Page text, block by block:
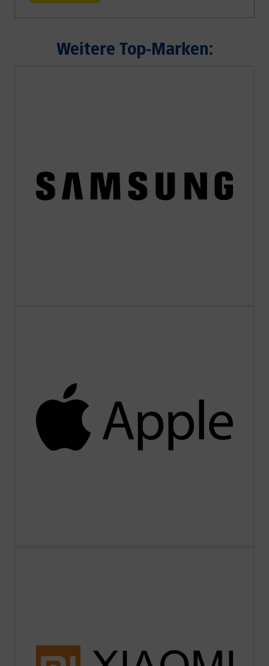
Weitere Top-Marken: